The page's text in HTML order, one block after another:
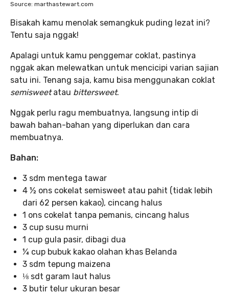
Source: marthastewart.com
Bisakah kamu menolak semangkuk puding lezat ini?
Tentu saja nggak!
Apalagi untuk kamu penggemar coklat, pastinya
nggak akan melewatkan untuk mencicipi varian sajian
satu ini. Tenang saja, kamu bisa menggunakan coklat
semisweetatau bittersweet.
Nggak perlu ragu membuatnya, langsung intip di
bawah bahan-bahan yang diperlukan dan cara
membuatnya.
Bahan:
3 sdm mentega tawar
4 ½ ons cokelat semisweet atau pahit (tidak lebih
dari 62 persen kakao), cincang halus
1 ons cokelat tanpa pemanis, cincang halus
3 cup susu murni
1 cup gula pasir, dibagi dua
¼ cup bubuk kakao olahan khas Belanda
3 sdm tepung maizena
⅛ sdt garam laut halus
3 butir telur ukuran besar